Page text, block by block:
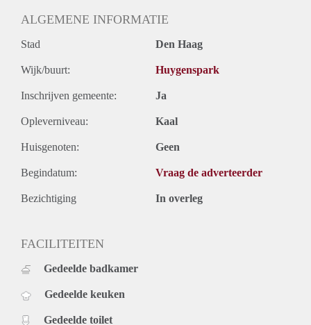
ALGEMENE INFORMATIE
Stad Den Haag
Wijk/buurt: Huygenspark
Inschrijven gemeente: Ja
Opleverniveau: Kaal
Huisgenoten: Geen
Begindatum: Vraag de adverteerder
Bezichtiging In overleg
FACILITEITEN
Gedeelde badkamer
Gedeelde keuken
Gedeelde toilet